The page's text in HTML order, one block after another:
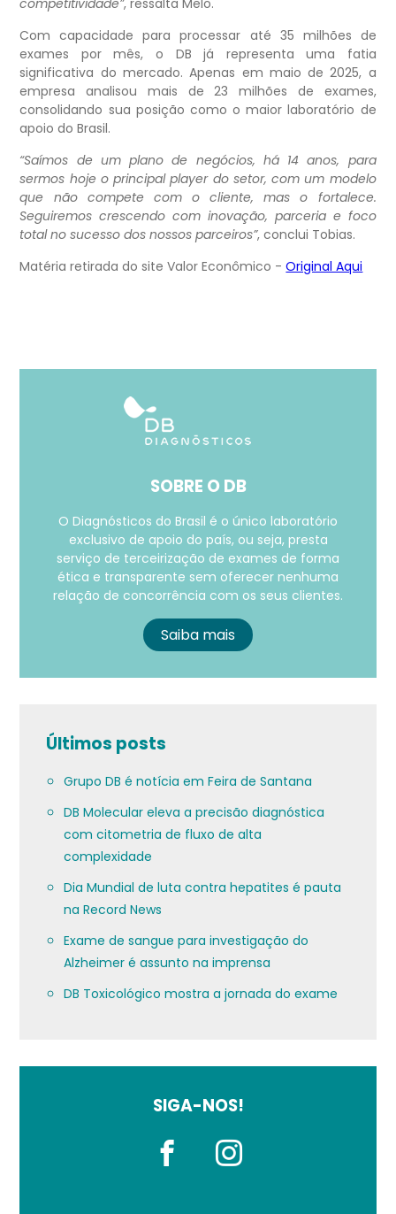
Com capacidade para processar até 35 milhões de
exames por mês, o DB já representa uma fatia
significativa do mercado. Apenas em maio de 2025, a
empresa analisou mais de 23 milhões de exames,
consolidando sua posição como o maior laboratório de
apoio do Brasil.
“Saímos de um plano de negócios, há 14 anos, para
sermos hoje o principal player do setor, com um modelo
que não compete com o cliente, mas o fortalece.
Seguiremos crescendo com inovação, parceria e foco
total no sucesso dos nossos parceiros”, conclui Tobias.
Matéria retirada do site Valor Econômico -Original Aqui
SOBRE O DB
O Diagnósticos do Brasil é o único laboratório
exclusivo de apoio do país, ou seja, presta
serviço de terceirização de exames de forma
ética e transparente sem oferecer nenhuma
relação de concorrência com os seus clientes.
Saiba mais
Últimos posts
Grupo DB é notícia em Feira de Santana
DB Molecular eleva a precisão diagnóstica
com citometria de fluxo de alta
complexidade
Dia Mundial de luta contra hepatites é pauta
na Record News
Exame de sangue para investigação do
Alzheimer é assunto na imprensa
DB Toxicológico mostra a jornada do exame
SIGA-NOS!